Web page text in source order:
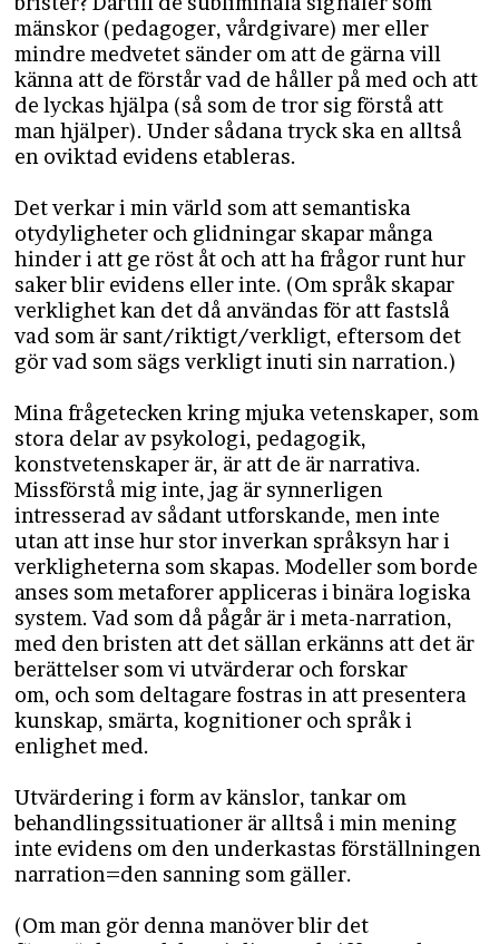
mänskor (pedagoger, vårdgivare) mer eller
mindre medvetet sänder om att de gärna vill
känna att de förstår vad de håller på med och att
de lyckas hjälpa (så som de tror sig förstå att
man hjälper). Under sådana tryck ska en alltså
en oviktad evidens etableras.
Det verkar i min värld som att semantiska
otydyligheter och glidningar skapar många
hinder i att ge röst åt och att ha frågor runt hur
saker blir evidens eller inte. (Om språk skapar
verklighet kan det då användas för att fastslå
vad som är sant/riktigt/verkligt, eftersom det
gör vad som sägs verkligt inuti sin narration.)
Mina frågetecken kring mjuka vetenskaper, som
stora delar av psykologi, pedagogik,
konstvetenskaper är, är att de är narrativa.
Missförstå mig inte, jag är synnerligen
intresserad av sådant utforskande, men inte
utan att inse hur stor inverkan språksyn har i
verkligheterna som skapas. Modeller som borde
anses som metaforer appliceras i binära logiska
system. Vad som då pågår är i meta-narration,
med den bristen att det sällan erkänns att det är
berättelser som vi utvärderar och forskar
om, och som deltagare fostras in att presentera
kunskap, smärta, kognitioner och språk i
enlighet med.
Utvärdering i form av känslor, tankar om
behandlingssituationer är alltså i min mening
inte evidens om den underkastas förställningen
narration=den sanning som gäller.
(Om man gör denna manöver blir det